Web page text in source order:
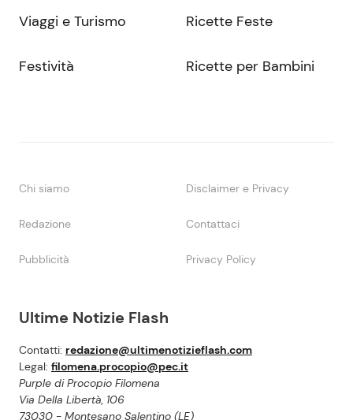
Ultime Notizie Flash
Contatti: redazione@ultimenotizieflash.com
Legal: filomena.procopio@pec.it
Purple di Procopio Filomena
Via Della Libertà, 106
73030 - Montesano Salentino (LE)
Viaggi e Turismo
Festività
Ricette Feste
Ricette per Bambini
Chi siamo Disclaimer e Privacy
Redazione Contattaci
Pubblicità Privacy Policy